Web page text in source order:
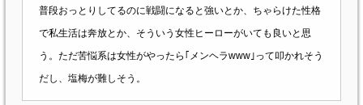
普段おっとりしてるのに戦闘になると強いとか、ちゃらけた性格
で私生活は奔放とか、そういう女性ヒーローがいても良いと思
う。ただ苦悩系は女性がやったら｢メンヘラwww｣って叩かれそう
だし、塩梅が難しそう。